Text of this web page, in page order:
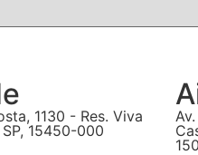
1130 - Res. Viva
15450-000